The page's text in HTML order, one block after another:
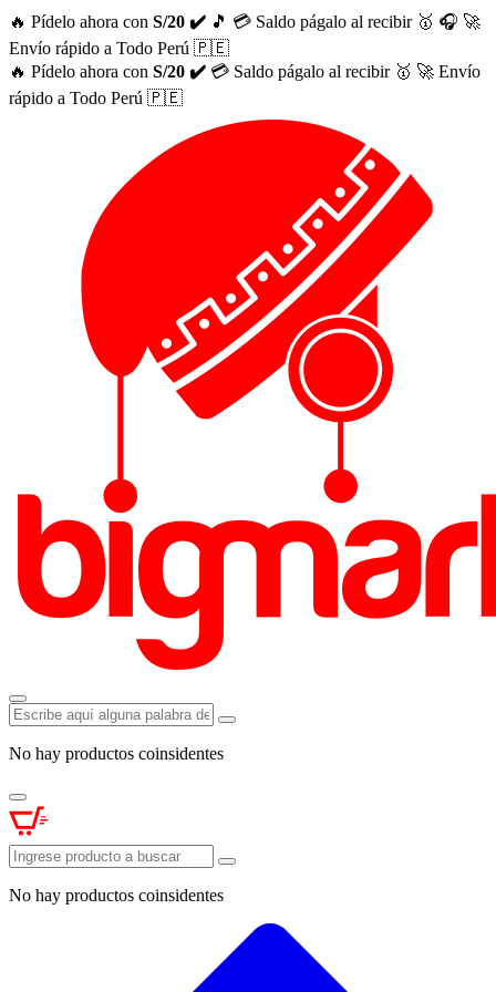
🔥 Pídelo ahora con S/20 ✔️ 🎵 💳 Saldo págalo al recibir 🥇 🎧 🚀
Envío rápido a Todo Perú 🇵🇪
🔥 Pídelo ahora con S/20 ✔️ 💳 Saldo págalo al recibir 🥇 🚀 Envío
rápido a Todo Perú 🇵🇪
No hay productos coinsidentes
No hay productos coinsidentes